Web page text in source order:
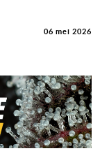
06 mei 2026